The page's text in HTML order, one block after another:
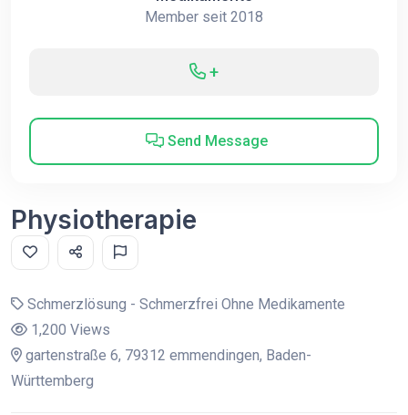
Member seit 2018
+
Send Message
Physiotherapie
Schmerzlösung - Schmerzfrei Ohne Medikamente
1,200 Views
gartenstraße 6, 79312 emmendingen, Baden-
Württemberg